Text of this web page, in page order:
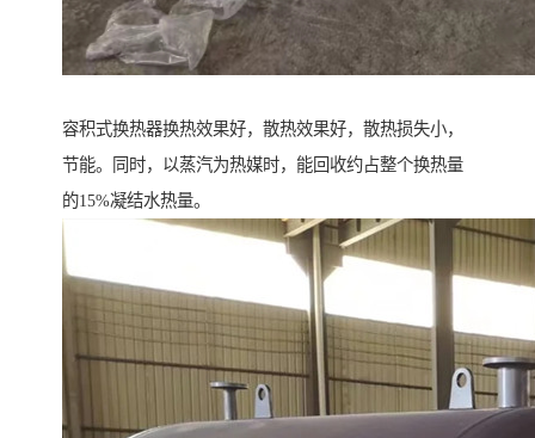
容积式换热器换热效果好，散热效果好，散热损失小，
节能。同时，以蒸汽为热媒时，能回收约占整个换热量
的15%凝结水热量。